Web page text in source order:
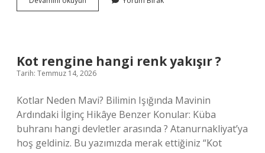
ve
Kot rengine hangi renk yakışır ?
Tarih: Temmuz 14, 2026
Kotlar Neden Mavi? Bilimin Işığında Mavinin
Ardındaki İlginç Hikâye Benzer Konular: Küba
buhranı hangi devletler arasında ? Atanurnakliyat’ya
hoş geldiniz. Bu yazımızda merak ettiğiniz “Kot